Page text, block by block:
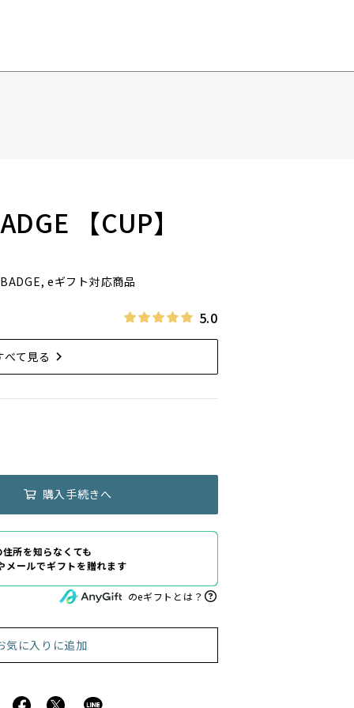
【CUP】
eギフト対応商品
5.0
べて見る
購入手続きへ
所を知らなくても
メールでギフトを贈れます
のeギフトとは？
気に入りに追加